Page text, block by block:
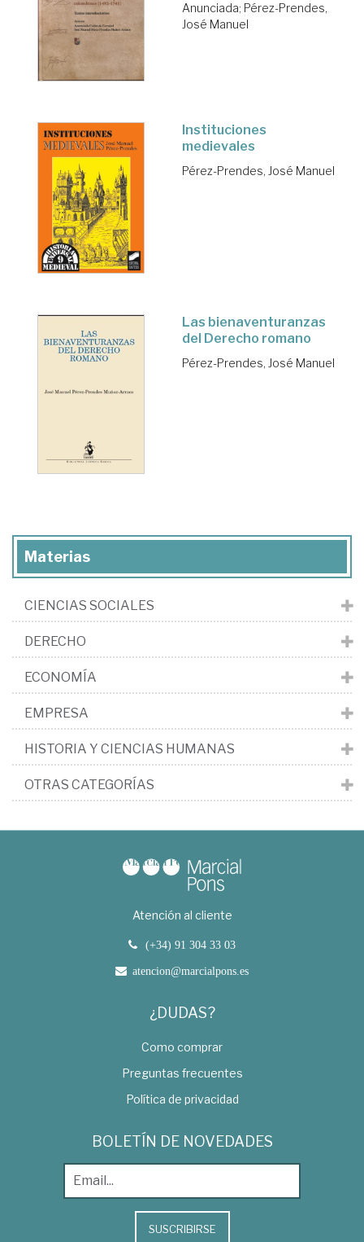
Anunciada; Pérez-Prendes,
José Manuel
Instituciones
medievales
Pérez-Prendes, José Manuel
Las bienaventuranzas
del Derecho romano
Pérez-Prendes, José Manuel
Materias
CIENCIAS SOCIALES
DERECHO
ECONOMÍA
EMPRESA
HISTORIA Y CIENCIAS HUMANAS
OTRAS CATEGORÍAS
Atención al cliente
(+34) 91 304 33 03
atencion@marcialpons.es
¿DUDAS?
Como comprar
Preguntas frecuentes
Política de privacidad
BOLETÍN DE NOVEDADES
SUSCRIBIRSE